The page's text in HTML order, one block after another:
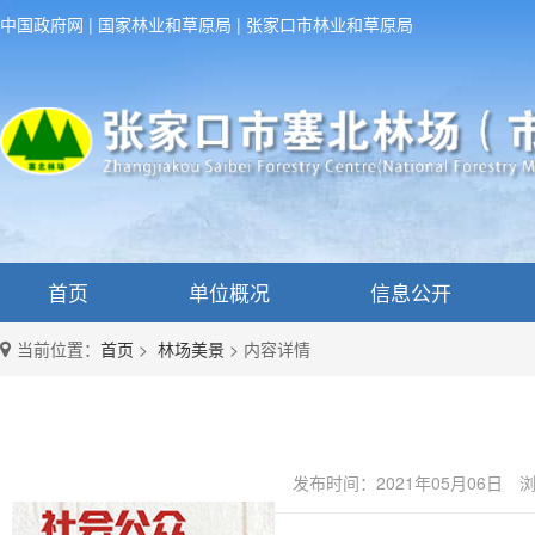
中国政府网 | 国家林业和草原局 | 张家口市林业和草原局
首页 单位概况 信息公开
当前位置： 首页 > 林场美景 > 内容详情
发布时间：2021年05月06日